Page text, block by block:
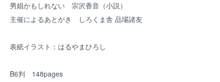
男娼かもしれない 宗沢香音（小説）
主催によるあとがき しろくま舎 品場諸友
表紙イラスト：はるやまひろし
B6判 148pages